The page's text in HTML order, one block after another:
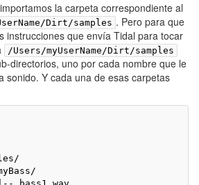
la carpeta correspondiente al
Dirt/samples . Pero para que
instrucciones que envía Tidal para tocar
/Users/myUserName/Dirt/samples
directorios, uno por cada nombre que le
sonido. Y cada una de esas carpetas